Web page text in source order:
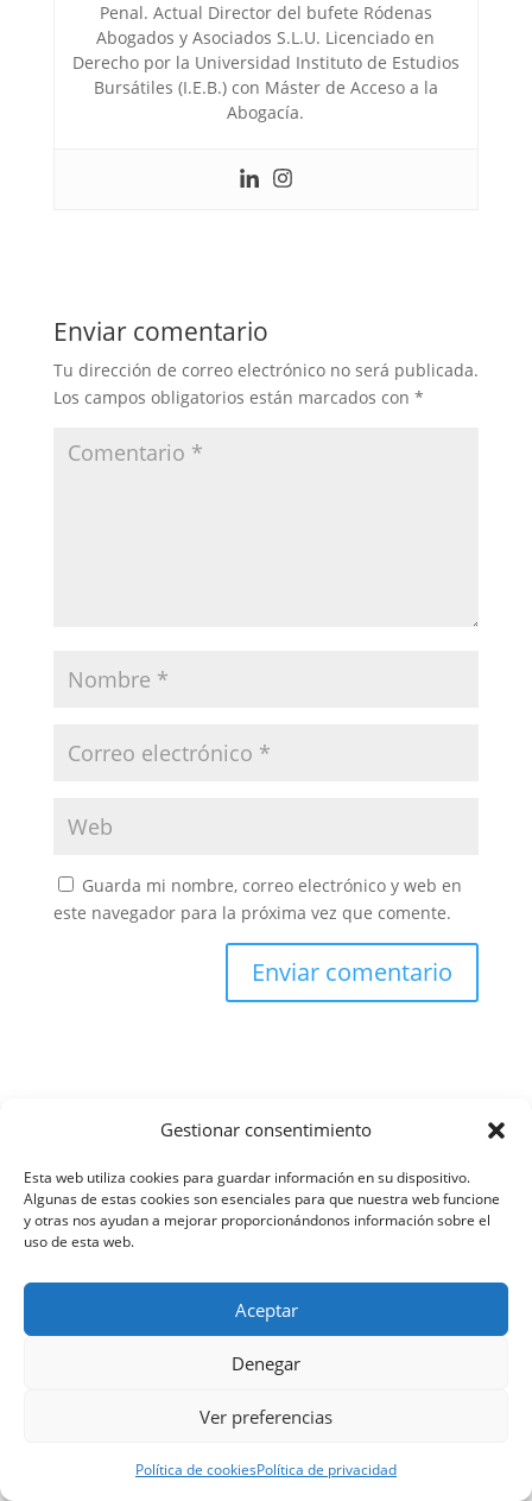
Gestionar consentimiento
Esta web utiliza cookies para guardar información en su dispositivo.
Algunas de estas cookies son esenciales para que nuestra web funcione
y otras nos ayudan a mejorar proporcionándonos información sobre el
uso de esta web.
Aceptar
Denegar
Ver preferencias
Política de cookiesPolítica de privacidad
Penal. Actual Director del bufete Ródenas
Abogados y Asociados S.L.U. Licenciado en
Derecho por la Universidad Instituto de Estudios
Bursátiles (I.E.B.) con Máster de Acceso a la
Abogacía.
Enviar comentario
Tu dirección de correo electrónico no será publicada.
Los campos obligatorios están marcados con *
Guarda mi nombre, correo electrónico y web en
este navegador para la próxima vez que comente.
De las Falsedades(4)
Delitos Contra el Honor(15)
Delitos contra la Administración de Justicia(28)
Delitos Contra la Administración Pública